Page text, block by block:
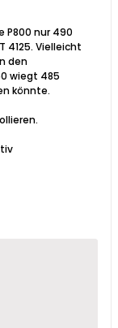
P800 nur 490
4125. Vielleicht
den
wiegt 485
könnte.​